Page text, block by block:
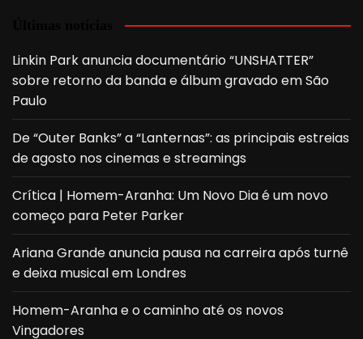
Linkin Park anuncia documentário “UNSHATTER”
sobre retorno da banda e álbum gravado em São
Paulo
De “Outer Banks” a “Lanternas”: as principais estreias
de agosto nos cinemas e streamings
Crítica | Homem-Aranha: Um Novo Dia é um novo
começo para Peter Parker
Ariana Grande anuncia pausa na carreira após turnê
e deixa musical em Londres
Homem-Aranha e o caminho até os novos
Vingadores